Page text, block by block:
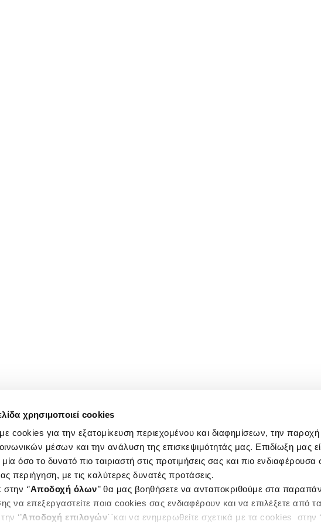
χρησιμοποιεί cookies
cookies για την εξατομίκευση περιεχομένου και διαφημίσεων, την παροχή
μέσων και την ανάλυση της επισκεψιμότητάς μας. Επιδίωξη μας
όσο το δυνατό πιο ταιριαστή στις προτιμήσεις σας και πιο ενδιαφέρουσα
περιήγηση, με τις καλύτερες δυνατές προτάσεις.
‘’Αποδοχή όλων’’ θα μας βοηθήσετε να ανταποκριθούμε στα
να επεξεργαστείτε ποια cookies σας ενδιαφέρουν και να επιλέξετε από τα
‘’Αποδοχή επιλογών΄΄και να ενημερωθείτε σχετικά με τα cookies στην